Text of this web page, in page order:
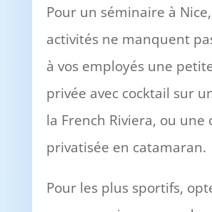
Pour un séminaire à
activités ne manquent
à vos employés une
privée avec cocktail sur
la French Riviera, ou une
privatisée en catamaran.
Pour les plus sportifs,